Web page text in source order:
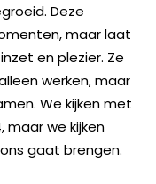
Deze
maar laat
en plezier. Ze
werken, maar
We kijken met
maar we kijken
gaat brengen.